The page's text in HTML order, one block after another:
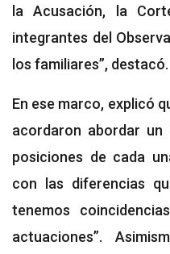
la Acusación, la
integrantes del
los familiares”, destacó.
En ese marco, explicó
acordaron abordar un
posiciones de cada
con las diferencias
tenemos
actuaciones”.